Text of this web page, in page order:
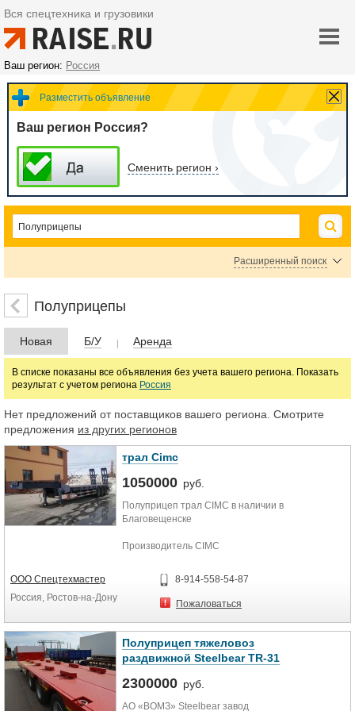
Вся спецтехника и грузовики
Ваш регион: Россия
Разместить объявление
Ваш регион Россия?
Сменить регион ›
Расширенный поиск
Цена
руб.
Марка
Полуприцепы
Новая Б/У Аренда
В списке показаны все объявления без учета вашего региона. Показать
результат с учетом региона Россия
Нет предложений от поставщиков вашего региона. Смотрите
предложения из других регионов
трал Cimc
1050000 руб.
Полуприцеп трал CIMC в наличии в
Благовещенске
Производитель CIMC
дл 13315
шир 2500
выс 3350
900000 рублей
ООО Спецтехмастер
Россия, Ростов-на-Дону
8-914-558-54-87
Пожаловаться
Полуприцеп тяжеловоз
раздвижной Steelbear TR-31
2300000 руб.
АО «ВОМЗ» Steelbear завод